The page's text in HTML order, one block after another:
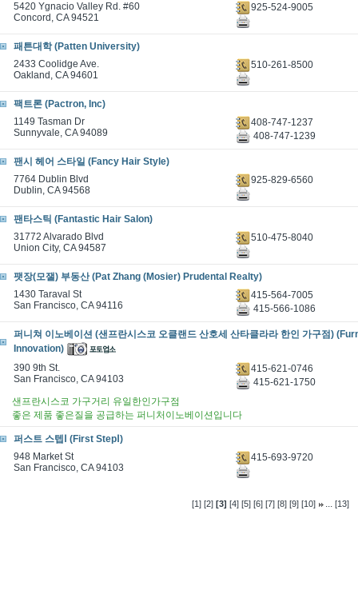
5420 Ygnacio Valley Rd. #60
Concord, CA 94521
925-524-9005
패튼대학 (Patten University)
2433 Coolidge Ave.
Oakland, CA 94601
510-261-8500
팩트론 (Pactron, Inc)
1149 Tasman Dr
Sunnyvale, CA 94089
408-747-1237
408-747-1239
팬시 헤어 스타일 (Fancy Hair Style)
7764 Dublin Blvd
Dublin, CA 94568
925-829-6560
팬타스틱 (Fantastic Hair Salon)
31772 Alvarado Blvd
Union City, CA 94587
510-475-8040
팻장(모잴) 부동산 (Pat Zhang (Mosier) Prudental Realty)
1430 Taraval St
San Francisco, CA 94116
415-564-7005
415-566-1086
퍼니쳐 이노베이션 (샌프란시스코 오클랜드 산호세 산타클라라 한인 가구점)
Innovation)
390 9th St.
San Francisco, CA 94103
415-621-0746
415-621-1750
샌프란시스코 가구거리 유일한인가구점
좋은 제품 좋은질을 공급하는 퍼니처이노베이션입니다
퍼스트 스텝Ⅰ (First StepⅠ)
948 Market St
San Francisco, CA 94103
415-693-9720
[1] [2] [3] [4] [5] [6] [7] [8] [9] [10] ...[13]